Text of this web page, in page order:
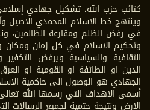
كتائب حزب الله، تشكيل جهادي
وينتهج خط الاسلام المحمدي الاصيل
في رفض الظلم ومقارعة الظالمين،
وتحكيم الاسلام في كل زمان ومكان
الثقافية والسياسية ويرفض
الدين او الطائفة او القومية او
الجهادي هو الوصول الى حاكمية
أسمى الاهداف التي رسمها الله تعالى
الارض ونتيجة حتمية لجميع الرسالات